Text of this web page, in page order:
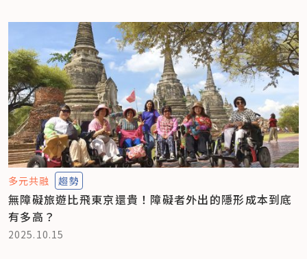
多元共融 趨勢
無障礙旅遊比飛東京還貴！障礙者外出的隱形成本到底
有多高？
2025.10.15